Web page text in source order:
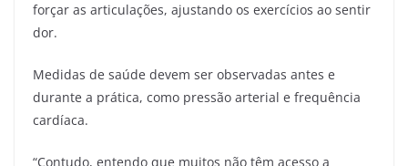
forçar as articulações, ajustando os exercícios ao sentir
dor.
Medidas de saúde devem ser observadas antes e
durante a prática, como pressão arterial e frequência
cardíaca.
“Contudo, entendo que muitos não têm acesso a